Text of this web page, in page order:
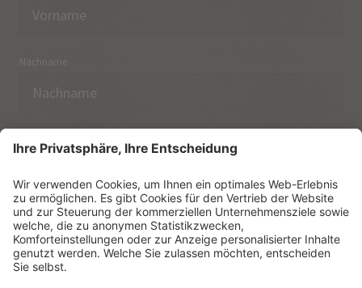
Nachname
Ich habe dieDatenschutzerklärungzur Kenntnis
genommen.